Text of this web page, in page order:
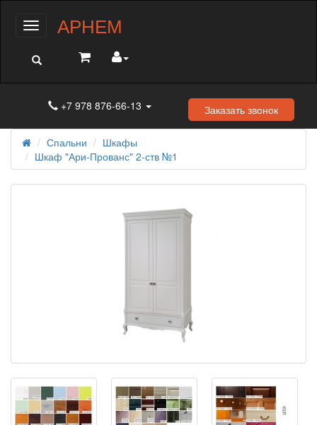
МенюАРНЕМ
+7 978 876-66-13 Заказать звонок
Спальни
Шкафы
Шкаф "Ари-Прованс" 2-ств №1